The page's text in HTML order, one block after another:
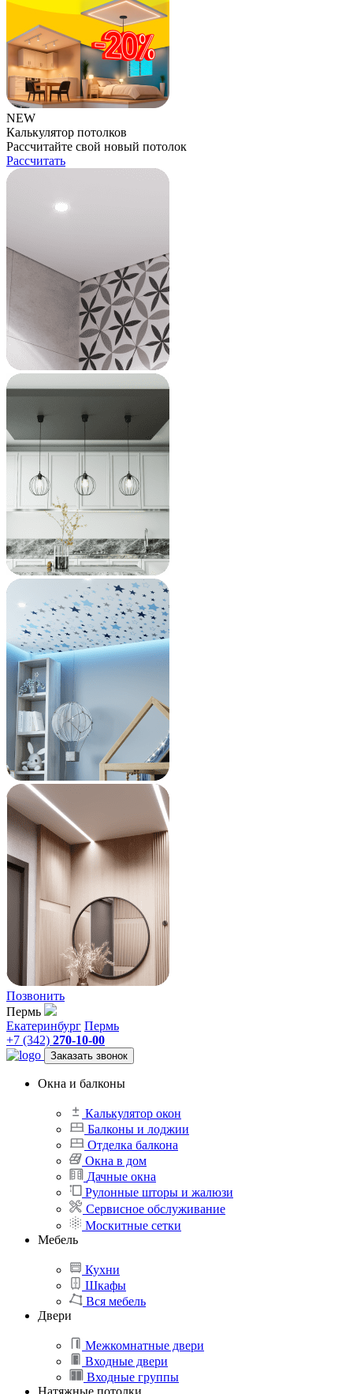
NEW
Калькулятор потолков
Рассчитайте свой новый потолок
Рассчитать
Позвонить
Пермь
Екатеринбург Пермь
+7 (342) 270-10-00
Заказать звонок
Окна и балконы
Калькулятор окон
Балконы и лоджии
Отделка балкона
Окна в дом
Дачные окна
Рулонные шторы и жалюзи
Сервисное обслуживание
Москитные сетки
Мебель
Кухни
Шкафы
Вся мебель
Двери
Межкомнатные двери
Входные двери
Входные группы
Натяжные потолки